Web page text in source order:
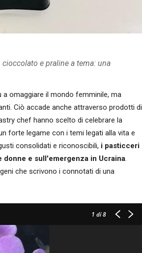
e praline a tema: una
omaggiare il mondo femminile, ma
Ciò accade anche attraverso prodotti di
chef hanno scelto di celebrare la
forte legame con i temi legati alla vita e
consolidati e riconoscibili, i pasticceri
e sull'emergenza in Ucraina.
che scrivono i connotati di una
1 di 8